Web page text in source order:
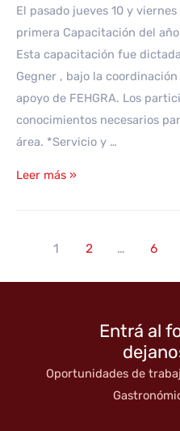
El pasado jueves 10 y
primera Capacitación del
Esta capacitación fue
Gegner , bajo la
apoyo de FEHGRA. Los
conocimientos necesarios
área. *Servicio y …
PRIMERA
NIVEL
Leer más »
Paginación
1 2 … 6
Entrá al
Oportunidades de